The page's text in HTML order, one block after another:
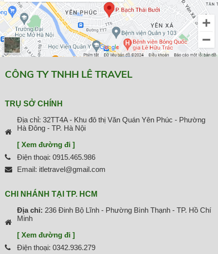
CÔNG TY TNHH LÊ TRAVEL
TRỤ SỞ CHÍNH
Địa chỉ: 32TT4A - Khu đô thị Văn Quán Yên Phúc - Phường
Hà Đông - TP. Hà Nội
[ Xem đường đi ]
Điện thoại: 0915.465.986
Email: itletravel@gmail.com
CHI NHÁNH TẠI TP. HCM
Địa chỉ: 236 Đinh Bộ Lĩnh - Phường Bình Thạnh - TP. Hồ Chí
Minh
[ Xem đường đi ]
Điện thoại: 0342.936.279